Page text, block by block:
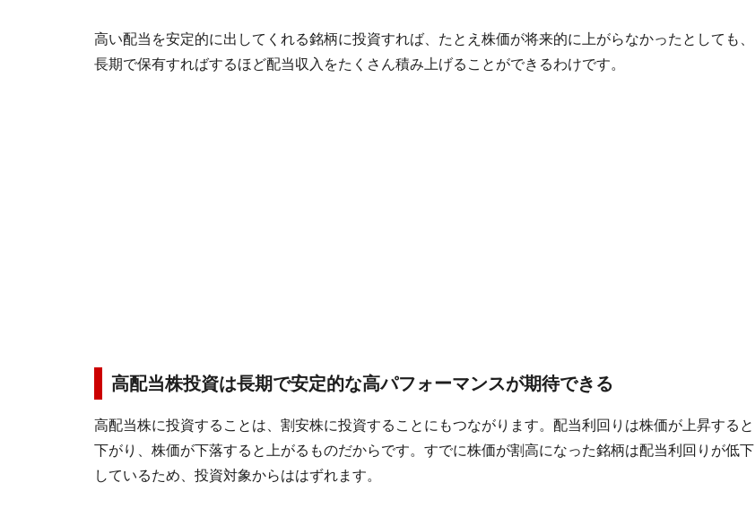
高い配当を安定的に出してくれる銘柄に投資すれば、たとえ株価が将来的に上がらなかったとしても、
長期で保有すればするほど配当収入をたくさん積み上げることができるわけです。
高配当株投資は長期で安定的な高パフォーマンスが期待できる
高配当株に投資することは、割安株に投資することにもつながります。配当利回りは株価が上昇すると
下がり、株価が下落すると上がるものだからです。すでに株価が割高になった銘柄は配当利回りが低下
しているため、投資対象からははずれます。